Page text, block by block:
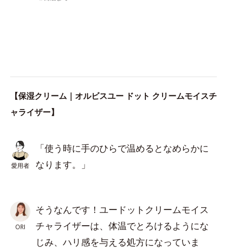
【保湿クリーム｜オルビスユー ドット クリームモイスチ
ャライザー】
愛用者
「使う時に手のひらで温めるとなめらかに
なります。」
ORI
そうなんです！ユードットクリームモイス
チャライザーは、体温でとろけるようにな
じみ、ハリ感を与える処方になっていま